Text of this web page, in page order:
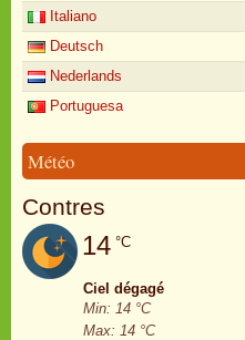
Italiano
Deutsch
Nederlands
Portuguesa
Météo
Contres
14 °C
Ciel dégagé
Min: 14 °C
Max: 14 °C